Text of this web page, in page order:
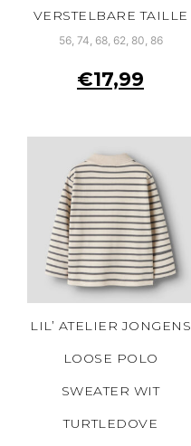
VERSTELBARE TAILLE
56, 74, 68, 62, 80, 86
€17,99
LIL’ ATELIER JONGENS
LOOSE POLO
SWEATER WIT
TURTLEDOVE